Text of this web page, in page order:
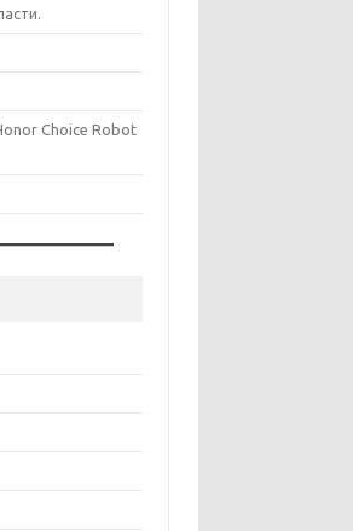
Choice Robot